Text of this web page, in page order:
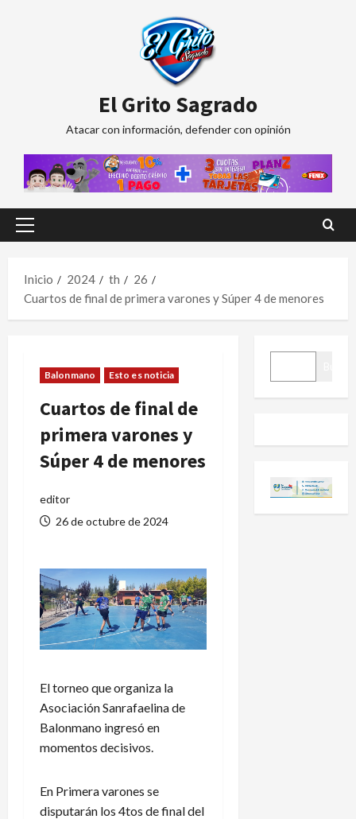
El Grito Sagrado
Atacar con información, defender con opinión
Menú
Inicio
2024 th
26
Cuartos de final de primera varones y Súper 4 de menores
Balonmano Esto es noticia
Cuartos de final de
primera varones y
Súper 4 de menores
editor
26 de octubre de 2024
El torneo que organiza la
Asociación Sanrafaelina de
Balonmano ingresó en
momentos decisivos.
En Primera varones se
disputarán los 4tos de final del